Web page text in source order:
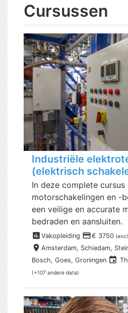
Cursussen
Industriële
(elektrisch
In deze complete cursus
motorschakelingen en -
een veilige en accurate
bedraden en aansluiten.
assessment Vakopleiding payment€ 3750(excl
place Amsterdam, Schiedam,
Bosch, Goes, Groningen event
(+107 andere data)